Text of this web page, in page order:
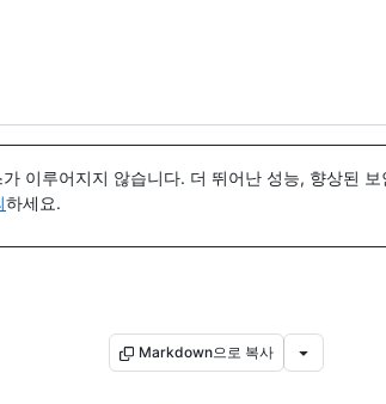
이루어지지 않습니다. 더 뛰어난 성능, 향상된
하세요.
Markdown으로 복사